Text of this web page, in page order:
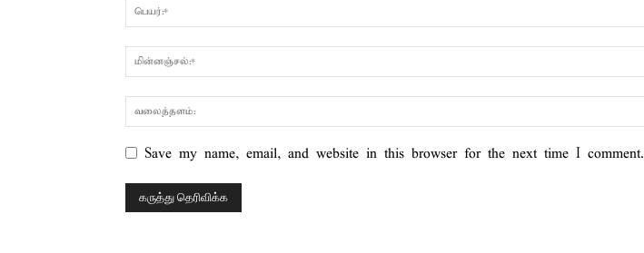
Save my name, email, and website in this browser for the next time I comment.